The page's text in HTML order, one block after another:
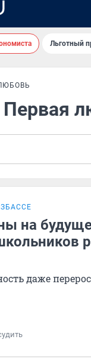
Льготный
Первая
на
даже